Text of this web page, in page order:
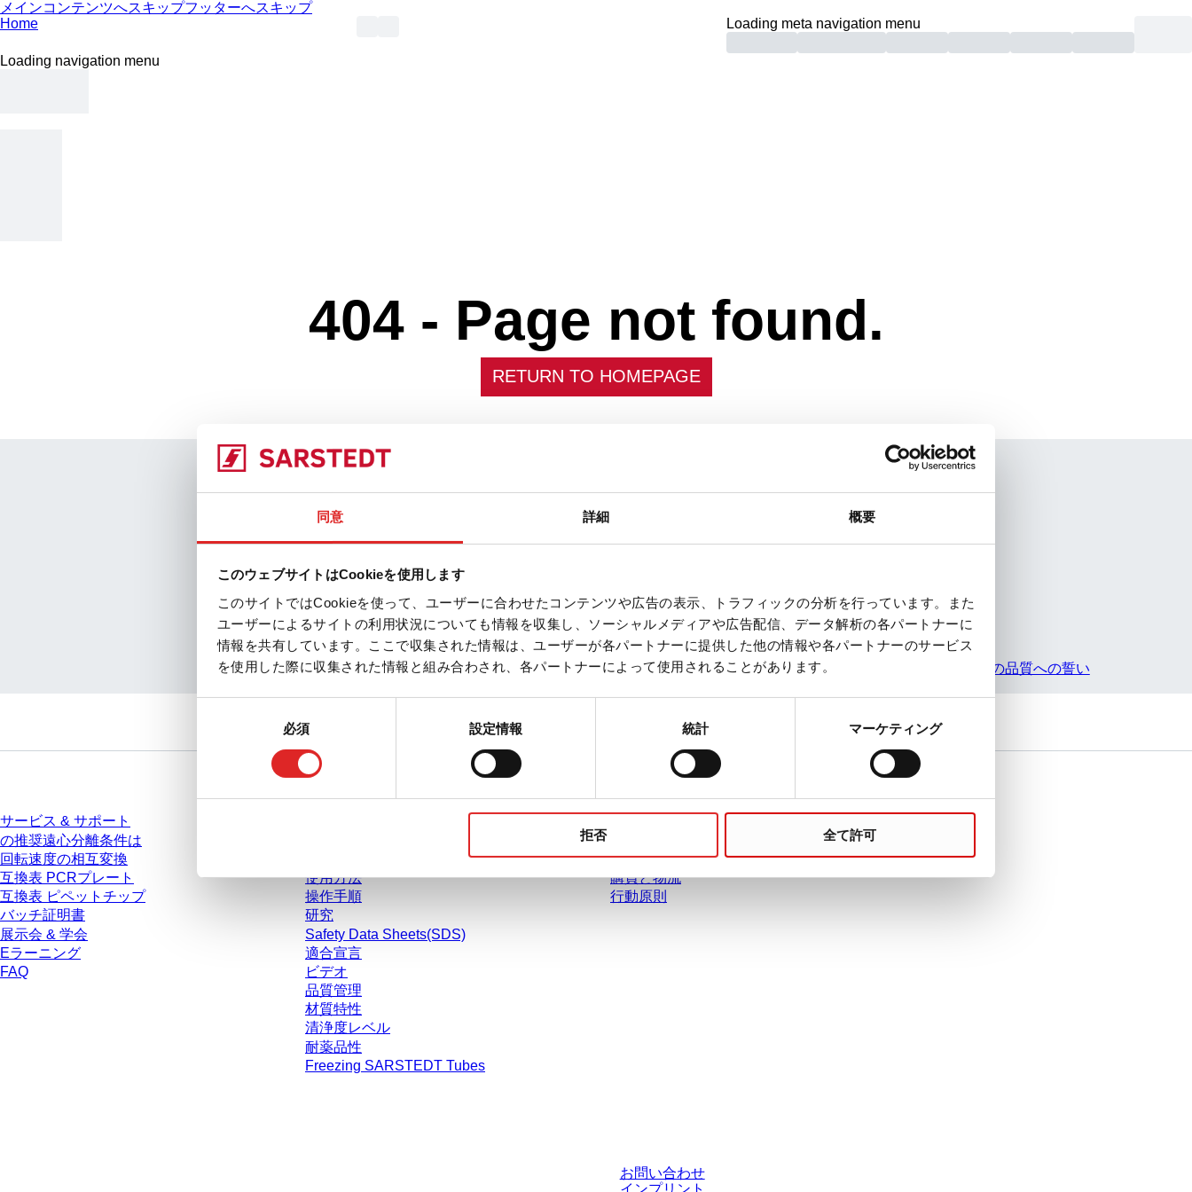
同意 詳細 概要
このウェブサイトはCookieを使用します
このサイトではCookieを使って、ユーザーに合わせたコンテンツや広告の表示、トラフィックの分析を行っています。また
ユーザーによるサイトの利用状況についても情報を収集し、ソーシャルメディアや広告配信、データ解析の各パートナーに
情報を共有しています。ここで収集された情報は、ユーザーが各パートナーに提供した他の情報や各パートナーのサービス
を使用した際に収集された情報と組み合わされ、各パートナーによって使用されることがあります。
の
必須 設定情報 統計 マーケティング
拒否 全て許可
メインコンテンツへスキップフッターへスキップ
Home
Loading meta navigation menu
Loading navigation menu
404 - Page not found.
RETURN TO HOMEPAGE
透明な品質管理
信頼できる品質
管理された生産
私たちの品質への誓い
サービス & サポート
の推奨遠心分離条件は
回転速度の相互変換
互換表 PCRプレート
互換表 ピペットチップ
バッチ証明書
展示会 & 学会
Eラーニング
FAQ
ダウンロードセンター
使用方法
操作手順
研究
Safety Data Sheets(SDS)
適合宣言
ビデオ
品質管理
材質特性
清浄度レベル
耐薬品性
Freezing SARSTEDT Tubes
会社とキャリア
沿革
購買と物流
行動原則
質問がありますか？
お問い合わせ